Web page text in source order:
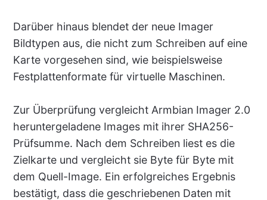
Darüber hinaus blendet der neue Imager
Bildtypen aus, die nicht zum Schreiben auf eine
Karte vorgesehen sind, wie beispielsweise
Festplattenformate für virtuelle Maschinen.
Zur Überprüfung vergleicht Armbian Imager 2.0
heruntergeladene Images mit ihrer SHA256-
Prüfsumme. Nach dem Schreiben liest es die
Zielkarte und vergleicht sie Byte für Byte mit
dem Quell-Image. Ein erfolgreiches Ergebnis
bestätigt, dass die geschriebenen Daten mit